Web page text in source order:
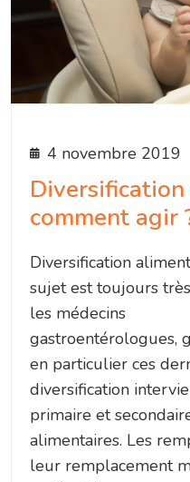
4 novembre 2019
comment agir
Diversification
sujet est toujours
les médecins
gastroentérologues,
en particulier ces
diversification
primaire et
alimentaires. Les
leur remplacement